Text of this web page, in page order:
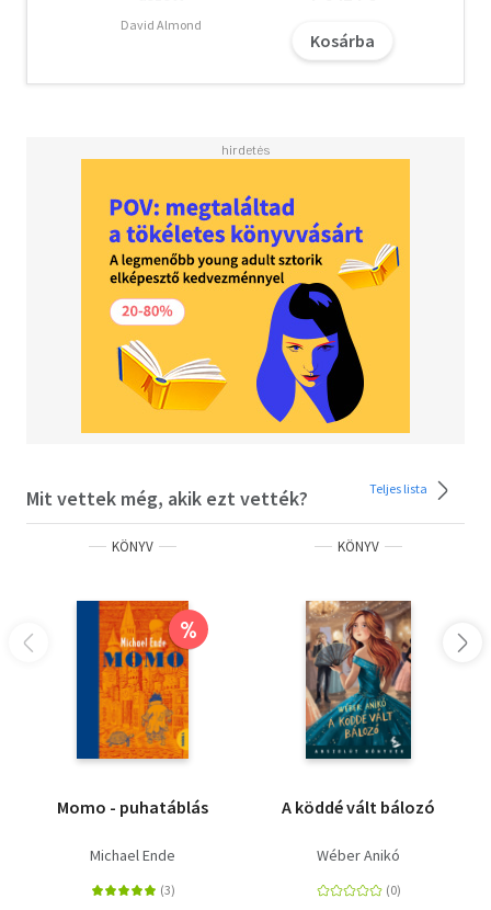
David Almond
Kosárba
Mit vettek még, akik ezt vették? Teljes lista
KÖNYV
%
Momo - puhatáblás
Michael Ende
KÖNYV
A köddé vált bálozó
Wéber Anikó